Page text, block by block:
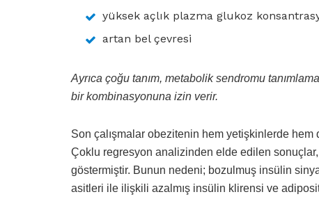
yüksek açlık plazma glukoz
artan bel çevresi
Ayrıca çoğu tanım, metabolik sendromu
bir kombinasyonuna izin verir.
Son çalışmalar obezitenin hem yetişkinlerde
Çoklu regresyon analizinden elde edilen
göstermiştir. Bunun nedeni; bozulmuş insülin
asitleri ile ilişkili azalmış insülin klirensi ve